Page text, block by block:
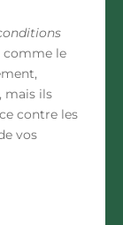
comme le
mais ils
contre les
vos